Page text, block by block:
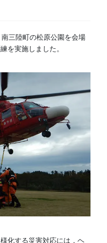
三陸町の松原公園を会場
を実施しました。
化する災害対応には，ヘ